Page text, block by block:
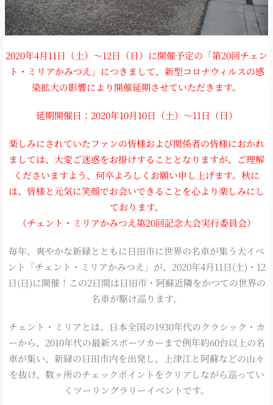
2020年4月11日（土）～12日（日）に開催予定の「第20回チェン
ト・ミリアかみつえ」につきまして、新型コロナウィルスの感
染拡大の影響により開催延期させていただきます。
延期開催日：2020年10月10日（土）～11日（日）
楽しみにされていたファンの皆様および関係者の皆様におかれ
ましては、大変ご迷惑をお掛けすることとなりますが、ご理解
くださいますよう、何卒よろしくお願い申し上げます。秋に
は、皆様と元気に笑顔でお会いできることを心より楽しみにし
ております。
（チェント・ミリアかみつえ第20回記念大会実行委員会）
毎年、爽やかな新緑とともに日田市に世界の名車が集う大イベ
ント「チェント・ミリアかみつえ」が、2020年4月11日(土)・12
日(日)に開催！この2日間は日田市・阿蘇近隣をかつての世界の
名車が駆け巡ります。
チェント・ミリアとは、日本全国の1930年代のクラシック・カ
ーから、2010年代の最新スポーツカーまで例年約60台以上の名
車が集い、新緑の日田市内を出発し、上津江と阿蘇などの山々
を抜け、数ヶ所のチェックポイントをクリアしながら巡ってい
くツーリングラリーイベントです。